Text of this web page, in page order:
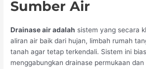
Sumber Air
Drainase air adalah sistem yang secara
aliran air baik dari hujan, limbah rumah
tanah agar tetap terkendali. Sistem ini
menggabungkan drainase permukaan